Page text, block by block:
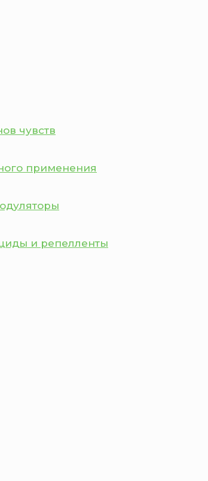
чувств
применения
и репелленты